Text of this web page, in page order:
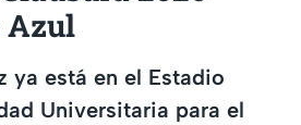
Azul
ya está en el Estadio
Universitaria para el